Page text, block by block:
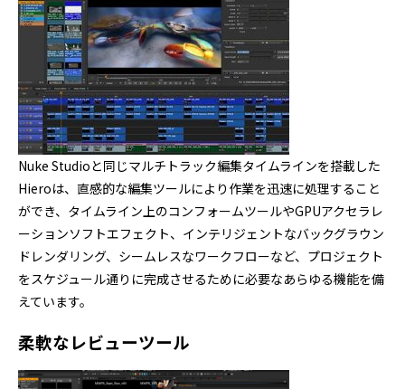
Nuke Studioと同じマルチトラック編集タイムラインを搭載した
Hieroは、直感的な編集ツールにより作業を迅速に処理すること
ができ、タイムライン上のコンフォームツールやGPUアクセラレ
ーションソフトエフェクト、インテリジェントなバックグラウン
ドレンダリング、シームレスなワークフローなど、プロジェクト
をスケジュール通りに完成させるために必要なあらゆる機能を備
えています。
柔軟なレビューツール